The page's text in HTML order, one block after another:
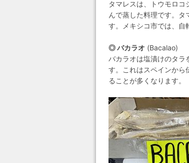
タマレスは、トウモロ
んで蒸した料理です。
す。メキシコ市では、自
◎ バカラオ (Bacalao)
バカラオは塩漬けのタラ
す。これはスペインから
ることが多くなります。